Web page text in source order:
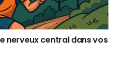
nerveux central dans vos